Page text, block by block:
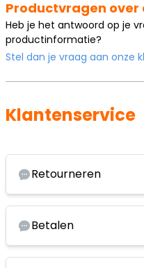
Productvragen
Heb je het antwoord op je
productinformatie?
Stel dan je vraag aan onze
Klantenservice
Retourneren
Betalen